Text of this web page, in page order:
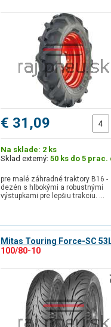
€ 31,09
Na sklade: 2 ks
Sklad externý: 50 ks do 5 prac.
pre malé záhradné traktory B16 -
dezén s hlbokými a robustnými
výstupkami pre lepšiu trakciu. …
Mitas Touring Force-SC
100/80-10